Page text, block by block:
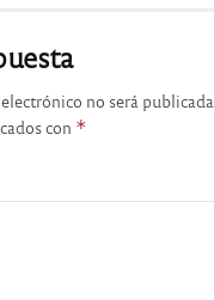
no será publicada.
con *